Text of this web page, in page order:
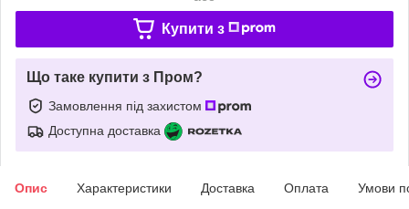
Купити з
Що таке купити з Пром?
Замовлення під захистом
Доступна доставка
Опис Характеристики Доставка Оплата Умови